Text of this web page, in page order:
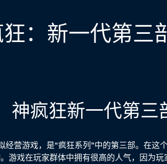
：新一代第三
神疯狂新一代第三
营游戏，是“疯狂系列”中的第三部。在这个
游戏在玩家群体中拥有很高的人气，因为玩